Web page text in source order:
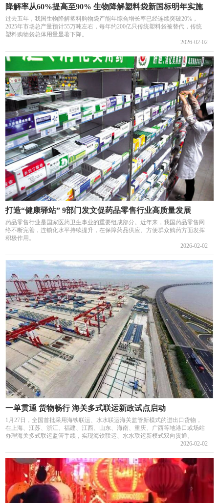
降解率从60%提高至90% 生物降解塑料袋新国标明年实施
过去五年，我国生物降解塑料购物袋产能年综合增长率已经连续突破20%，
2025年市场总产量预计55万吨左右，每年约200亿只传统塑料袋被替代，传统
塑料购物袋总体用量显著下降。
2026-02-02
打造“健康驿站” 9部门发文促药品零售行业高质量发展
药品零售行业是国家医药卫生事业的重要组成部分。近年来，我国药品零售网
络不断完善，连锁化水平持续提升，在保障药品供应、方便群众购药方面发挥
积极作用。
2026-02-02
一单贯通 货物畅行 海关多式联运新政试点启动
1月27日，全国首批采用海铁联运、水水联运海关监管新模式的进出口货物，
在上海、江苏、浙江、福建、江西、山东、海南、重庆、广西等地港口或场站
办理海关多式联运监管手续，实现海铁联运、水水联运新模式双向贯通。
2026-02-02